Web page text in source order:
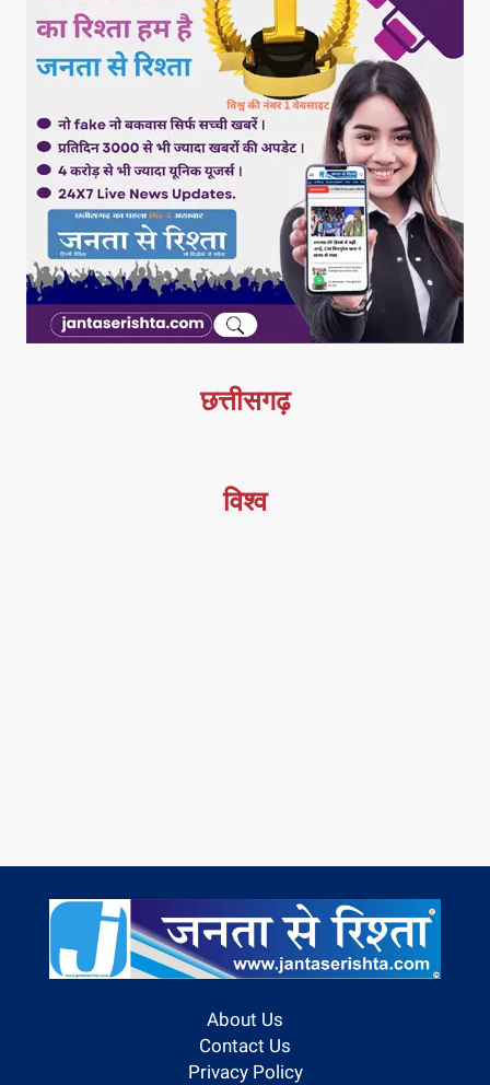
छत्तीसगढ़
विश्व
About Us
Contact Us
Privacy Policy